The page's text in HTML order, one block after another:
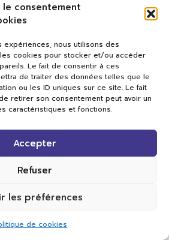
le consentement
expériences, nous utilisons des
cookies pour stocker et/ou accéder
Le fait de consentir à ces
de traiter des données telles que le
ou les ID uniques sur ce site. Le fait
retirer son consentement peut avoir un
caractéristiques et fonctions.
Accepter
Refuser
les préférences
de cookies
Médias
Tous droits réservés.
Cavin-Baudat Digital Lab